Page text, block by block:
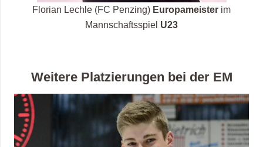
Florian Lechle (FC Penzing) Europameister im
Mannschaftsspiel U23
Weitere Platzierungen bei der EM